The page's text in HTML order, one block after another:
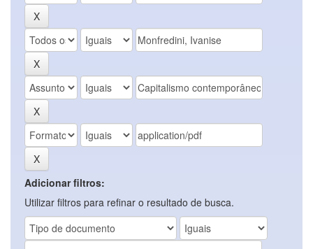
Adicionar filtros:
Utilizar filtros para refinar o resultado de busca.